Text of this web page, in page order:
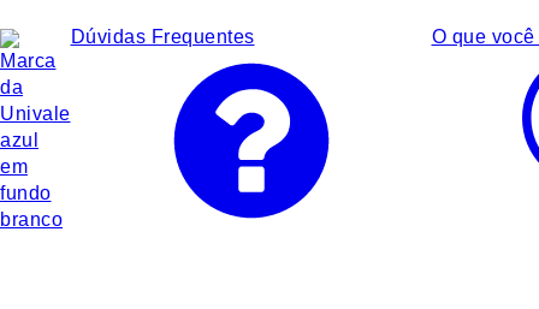
Dúvidas Frequentes O que